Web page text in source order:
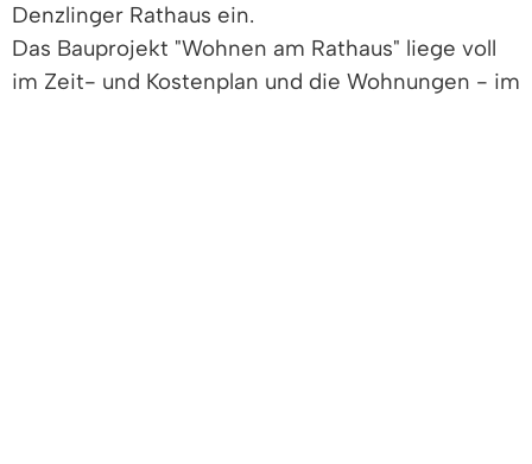
Denzlinger Rathaus ein.
Das Bauprojekt "Wohnen am Rathaus" liege voll
im Zeit- und Kostenplan und die Wohnungen - im